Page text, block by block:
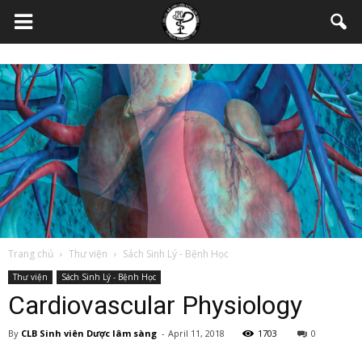
Trang chủ Thư viện Sách Sinh Lý - Bệnh Học
Thư viện Sách Sinh Lý - Bệnh Học
Cardiovascular Physiology
By CLB Sinh viên Dược lâm sàng - April 11, 2018 1703 0